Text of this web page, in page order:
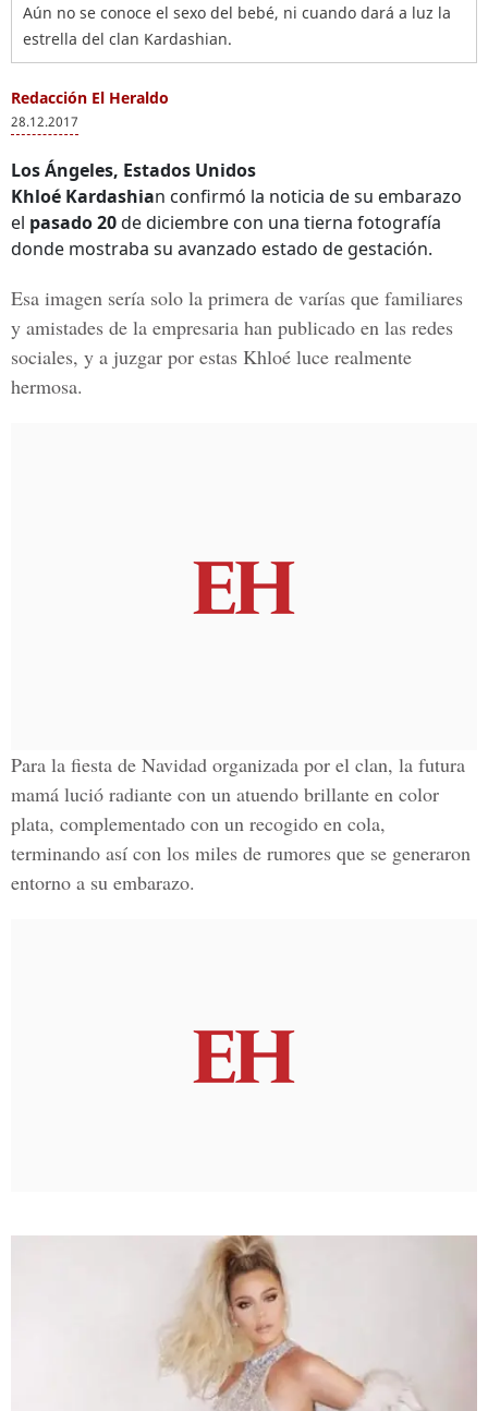
Aún no se conoce el sexo del bebé, ni cuando dará a luz la
estrella del clan Kardashian.
Redacción El Heraldo
28.12.2017
Los Ángeles, Estados Unidos
Khloé Kardashian confirmó la noticia de su embarazo
el pasado 20de diciembre con una tierna fotografía
donde mostraba su avanzado estado de gestación.
Esa imagen sería solo la primera de varías que familiares
y amistades de la empresaria han publicado en las redes
sociales, y a juzgar por estas Khloé luce realmente
hermosa.
Para la fiesta de Navidad organizada por el clan, la futura
mamá lució radiante con un atuendo brillante en color
plata, complementado con un recogido en cola,
terminando así con los miles de rumores que se generaron
entorno a su embarazo.